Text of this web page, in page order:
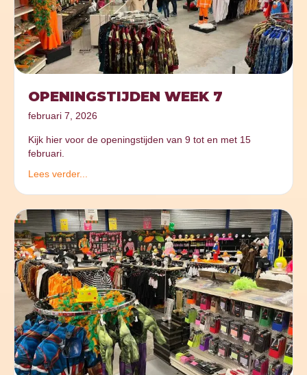
OPENINGSTIJDEN WEEK 7
februari 7, 2026
Kijk hier voor de openingstijden van 9 tot en met 15
februari.
Lees verder...